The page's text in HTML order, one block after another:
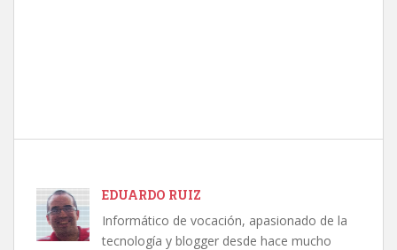
EDUARDO RUIZ
Informático de vocación, apasionado de la
tecnología y blogger desde hace mucho